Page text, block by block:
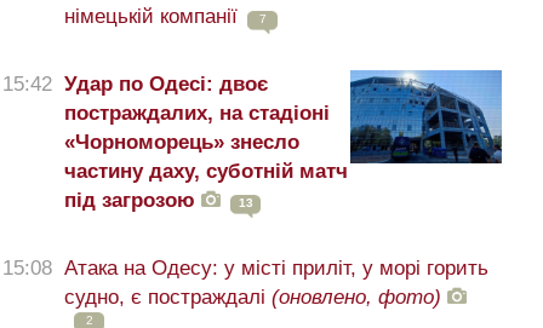
німецькій компанії
7
15:42 Удар по Одесі: двоє
постраждалих, на стадіоні
«Чорноморець» знесло
частину даху, суботній матч
під загрозою
13
15:08 Атака на Одесу: у місті приліт, у морі горить
судно, є постраждалі (оновлено, фото)
2